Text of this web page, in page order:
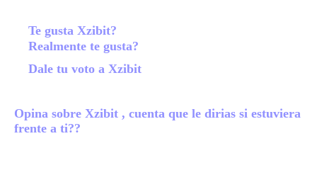
Te gusta Xzibit?
Realmente te gusta?
Dale tu voto a Xzibit
Opina sobre Xzibit , cuenta que le dirias si estuviera
frente a ti??